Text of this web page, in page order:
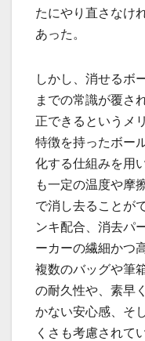
たにやり直さなけ
あった。
しかし、消せるボ
までの常識が覆さ
正できるというメ
特徴を持ったボー
化する仕組みを用
も一定の温度や摩
で消し去ることが
ンキ配合、消去パ
ーカーの繊細かつ
複数のバッグや筆
の耐久性や、素早
かない安心感、そ
くさも考慮されて